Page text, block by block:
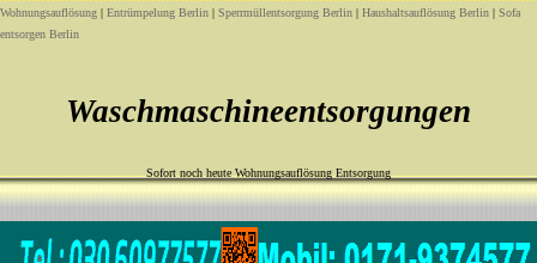
Wohnungsauflösung | Entrümpelung Berlin | Sperrmüllentsorgung Berlin | Haushaltsauflösung Berlin | Sofa
entsorgen Berlin
Waschmaschineentsorgungen
Sofort noch heute Wohnungsauflösung Entsorgung